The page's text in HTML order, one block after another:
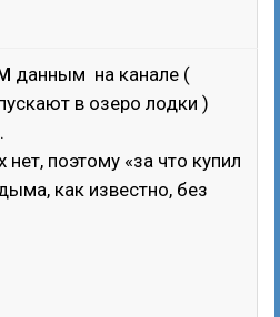
данным на канале (
в озеро лодки )
поэтому «за что купил
как известно, без